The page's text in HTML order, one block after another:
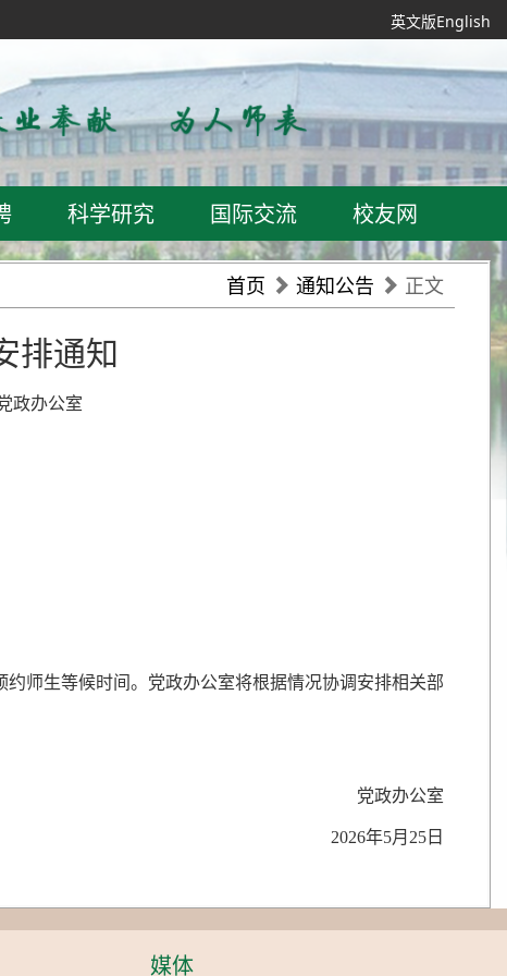
英文版English
科学研究 国际交流 校友网
首页 通知公告 正文
排通知
政办公室
师生等候时间。党政办公室将根据情况协调安排相关部
党政办公室
2026年5月25日
媒体